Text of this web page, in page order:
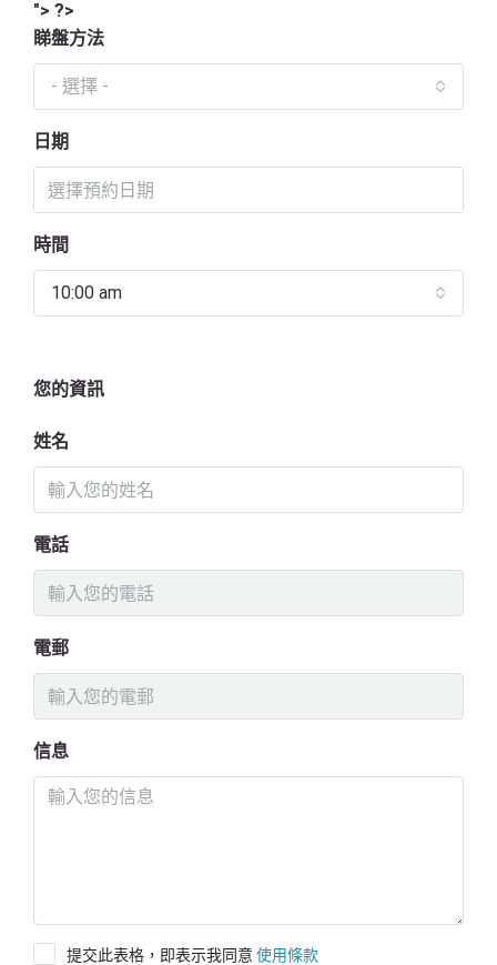
"> ?>
睇盤方法
- 選擇 -
日期
時間
10:00 am
您的資訊
姓名
電話
電郵
信息
提交此表格，即表示我同意 使用條款